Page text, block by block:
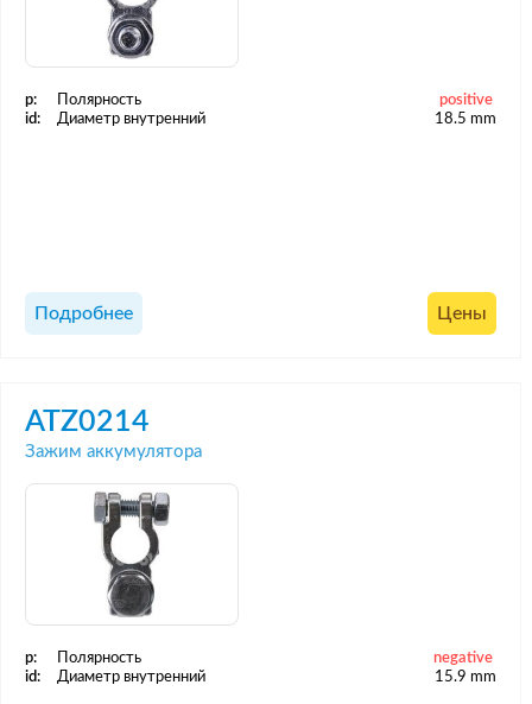
p: Полярность
positive
id:
Диаметр внутренний 18.5 mm
Подробнее Цены
ATZ0214
Зажим аккумулятора
p: Полярность
negative
id:
Диаметр внутренний 15.9 mm